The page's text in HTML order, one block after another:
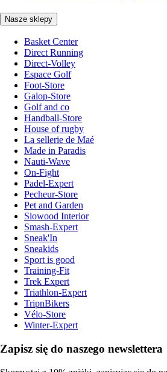
Nasze sklepy
Basket Center
Direct Running
Direct-Volley
Espace Golf
Foot-Store
Galop-Store
Golf and co
Handball-Store
House of rugby
La sellerie de Maé
Made in Paradis
Nauti-Wave
On-Fight
Padel-Expert
Pecheur-Store
Pet and Garden
Slowood Interior
Smash-Expert
Sneak'In
Sneakids
Sport is good
Training-Fit
Trek Expert
Triathlon-Expert
TripnBikers
Vélo-Store
Winter-Expert
Zapisz się do naszego newslettera